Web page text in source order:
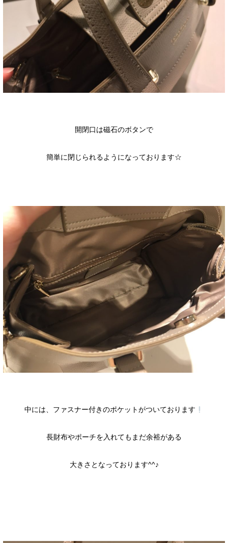
開閉口は磁石のボタンで
簡単に閉じられるようになっております☆
中には、ファスナー付きのポケットがついております
長財布やポーチを入れてもまだ余裕がある
大きさとなっております^^♪